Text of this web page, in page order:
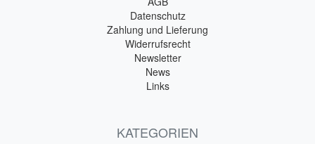
Datenschutz
Zahlung und Lieferung
Widerrufsrecht
Newsletter
News
Links
KATEGORIEN